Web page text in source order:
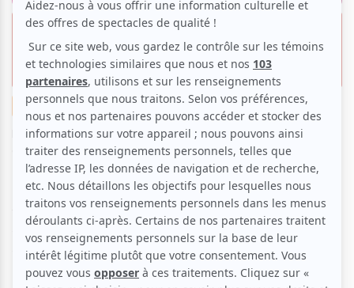
Zoom photo sur Lydia Képinsky
aux Francos de Montréal 2024
Musique Festival
Zoom photo
ParPierre Montminy| 21 juin 2024 | Photo : Pierre Montminy |
Contenu original
Lydia Képinsky se produisait sur la Scène Spotify le
20 juin dernier lors des Francos de Montréal. Notre
photographe Pierre Montminy était sur place pour
prendre des photos de ce concert électrique.